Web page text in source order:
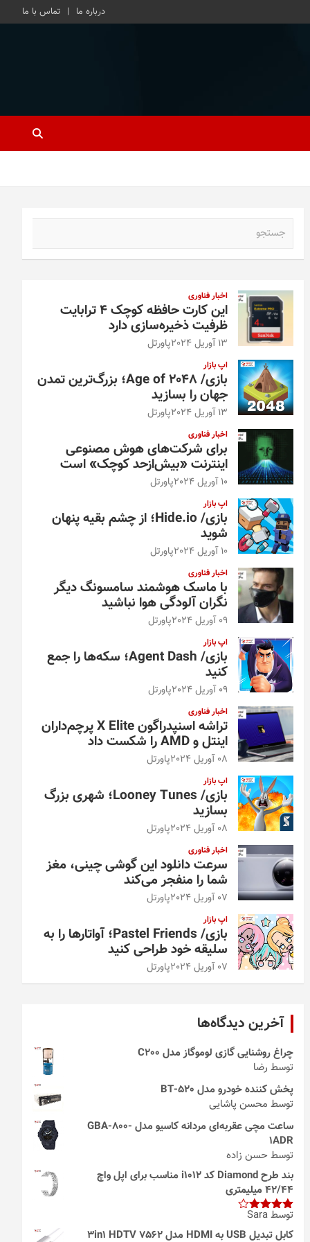
درباره ما تماس با ما
اخبار فناوری
این کارت حافظه کوچک ۴ ترابایت
ظرفیت ذخیره‌سازی دارد
13 آوریل 2024 پاورتل
اپ بازار
بازی/ Age of 2048؛ بزرگ‌ترین تمدن
جهان را بسازید
13 آوریل 2024 پاورتل
اخبار فناوری
برای شرکت‌های هوش مصنوعی
اینترنت «بیش‌از‌حد کوچک» است
10 آوریل 2024 پاورتل
اپ بازار
بازی/ Hide.io؛ از چشم بقیه پنهان
شوید
10 آوریل 2024 پاورتل
اخبار فناوری
با ماسک هوشمند سامسونگ دیگر
نگران آلودگی هوا نباشید
09 آوریل 2024 پاورتل
اپ بازار
بازی/ Agent Dash؛ سکه‌ها را جمع
کنید
09 آوریل 2024 پاورتل
اخبار فناوری
تراشه اسنپدراگون X Elite پرچم‌داران
اینتل و AMD را شکست داد
08 آوریل 2024 پاورتل
اپ بازار
بازی/ Looney Tunes؛ شهری بزرگ
بسازید
08 آوریل 2024 پاورتل
اخبار فناوری
سرعت دانلود این گوشی چینی، مغز
شما را منفجر می‌کند
07 آوریل 2024 پاورتل
اپ بازار
بازی/ Pastel Friends؛ آواتارها را به
سلیقه خود طراحی کنید
07 آوریل 2024 پاورتل
آخرین دیدگاه‌ها
چراغ روشنایی گازی لوموگاز مدل C200
توسط رضا
پخش کننده خودرو مدل 520-BT
توسط محسن پاشایی
ساعت مچی عقربه‌ای مردانه کاسیو مدل GBA-800-
1ADR
توسط حسن زاده
بند طرح Diamond کد i1012 مناسب برای اپل واچ
42/44 میلیمتری
امتیاز4
از 5
توسط Sara
کابل تبدیل USB به HDMI مدل 3in1 HDTV 7562